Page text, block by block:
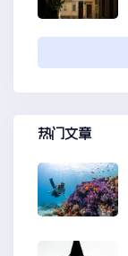
热门文章